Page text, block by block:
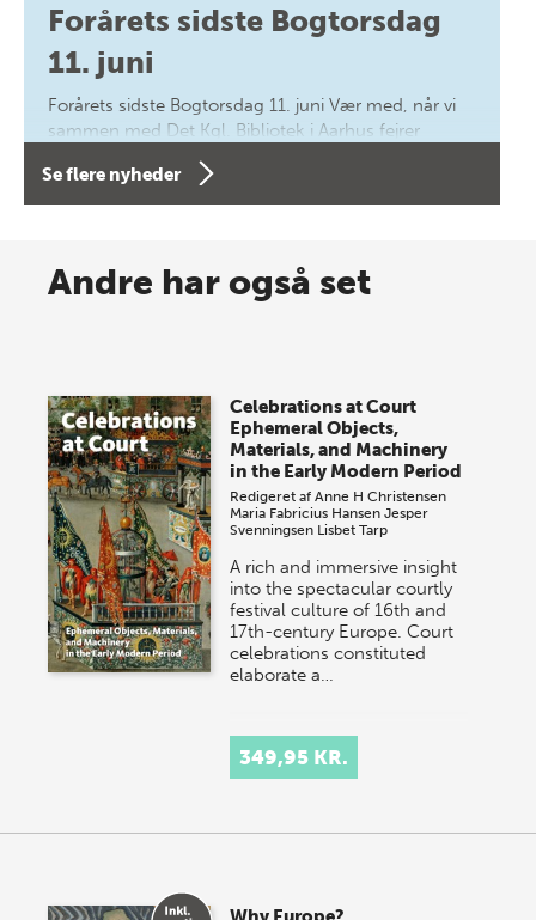
Forårets sidste Bogtorsdag
11. juni
Forårets sidste Bogtorsdag 11. juni Vær med, når vi
sammen med Det Kgl. Bibliotek i Aarhus fejrer
forfatterne bag vores nyes…
Spar op til 70% til sommer-
onsdag den 10. j…
Se flere nyheder
Andre har også set
Celebrations at Court
Ephemeral Objects,
Materials, and Machinery
in the Early Modern Period
Redigeret afAnne H Christensen
Maria Fabricius Hansen Jesper
Svenningsen Lisbet Tarp
A rich and immersive insight
into the spectacular courtly
festival culture of 16th and
17th-century Europe. Court
celebrations constituted
elaborate a…
349,95 KR.